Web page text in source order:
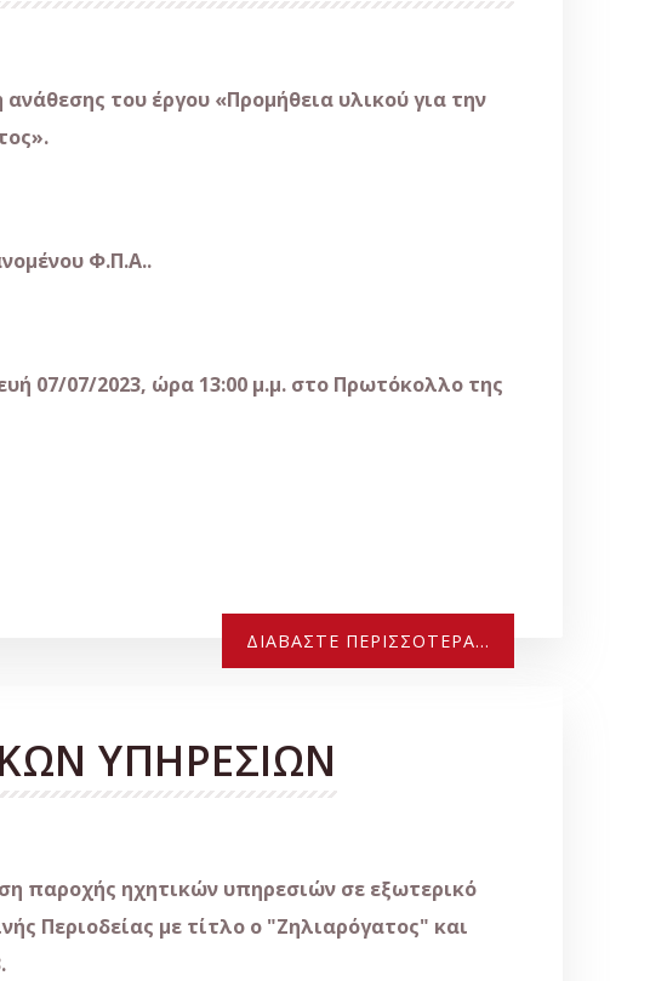
του έργου «Προμήθεια υλικού για την
Φ.Π.Α..
07/07/2023, ώρα 13:00 μ.μ. στο Πρωτόκολλο της
ΔΙΑΒΆΣΤΕ ΠΕΡΙΣΣΌΤΕΡΑ...
ΥΠΗΡΕΣΙΩΝ
παροχής ηχητικών υπηρεσιών σε εξωτερικό
Περιοδείας με τίτλο ο "Ζηλιαρόγατος" και